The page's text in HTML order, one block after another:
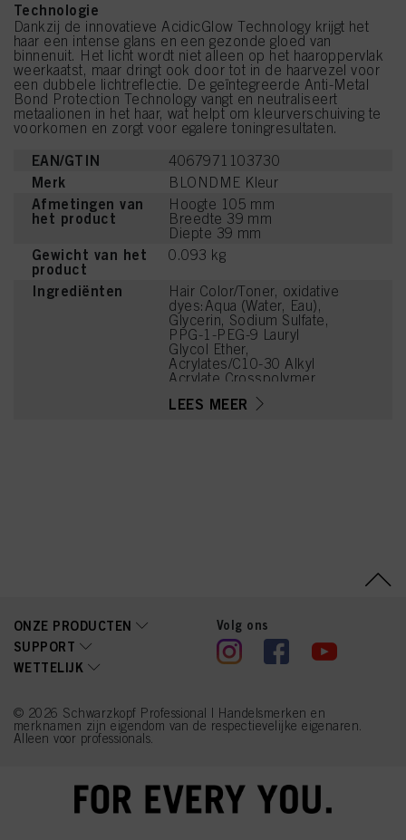
Technologie
Dankzij de innovatieve AcidicGlow Technology krijgt het
haar een intense glans en een gezonde gloed van
binnenuit. Het licht wordt niet alleen op het haaroppervlak
weerkaatst, maar dringt ook door tot in de haarvezel voor
een dubbele lichtreflectie. De geïntegreerde Anti-Metal
Bond Protection Technology vangt en neutraliseert
metaalionen in het haar, wat helpt om kleurverschuiving te
voorkomen en zorgt voor egalere toningresultaten.
EAN/GTIN 4067971103730
Merk BLONDME Kleur
Afmetingen van
het product
Hoogte 105 mm
Breedte 39 mm
Diepte 39 mm
Gewicht van het
product
0.093 kg
Ingrediënten
Hair Color/Toner, oxidative
dyes:Aqua (Water, Eau),
Glycerin, Sodium Sulfate,
PPG-1-PEG-9 Lauryl
Glycol Ether,
Acrylates/C10-30 Alkyl
Acrylate Crosspolymer,
Phenoxyethanol,
Sodium Hyaluronate, 2-
Methylresorcinol, 2,4-
Diaminophenoxyethanol
HCl, 5-Amino-6-Chloro-o-
LEES MEER
ONZE PRODUCTEN
SUPPORT
WETTELIJK
Volg ons
© 2026 Schwarzkopf Professional | Handelsmerken en
merknamen zijn eigendom van de respectievelijke eigenaren.
Alleen voor professionals.